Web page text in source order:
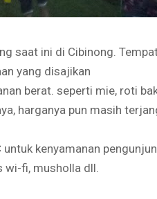
saat ini di Cibinong.
yang disajikan
berat. seperti mie, roti
harganya pun masih
kenyamanan
wi-fi, musholla dll.